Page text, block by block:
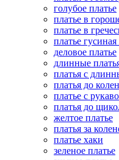
голубое платье
платье в
платье в
платье гусиная
деловое платье
длинные
платья с
платья до
платье с
платья до
желтое платье
платья за
платье хаки
зеленое платье